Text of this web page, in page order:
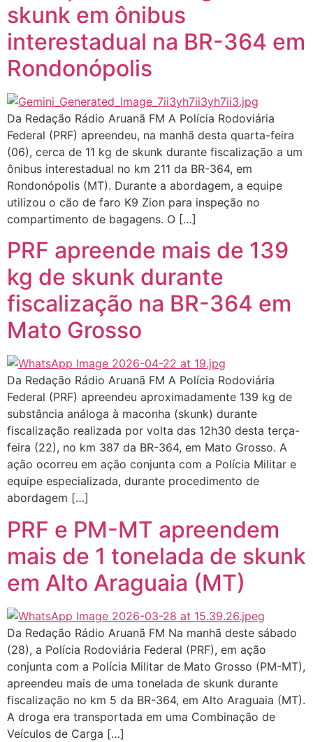
skunk em ônibus
interestadual na BR-364 em
Rondonópolis
Da Redação Rádio Aruanã FM A Polícia Rodoviária
Federal (PRF) apreendeu, na manhã desta quarta-feira
(06), cerca de 11 kg de skunk durante fiscalização a um
ônibus interestadual no km 211 da BR-364, em
Rondonópolis (MT). Durante a abordagem, a equipe
utilizou o cão de faro K9 Zion para inspeção no
compartimento de bagagens. O […]
PRF apreende mais de 139
kg de skunk durante
fiscalização na BR-364 em
Mato Grosso
Da Redação Rádio Aruanã FM A Polícia Rodoviária
Federal (PRF) apreendeu aproximadamente 139 kg de
substância análoga à maconha (skunk) durante
fiscalização realizada por volta das 12h30 desta terça-
feira (22), no km 387 da BR-364, em Mato Grosso. A
ação ocorreu em ação conjunta com a Polícia Militar e
equipe especializada, durante procedimento de
abordagem […]
PRF e PM-MT apreendem
mais de 1 tonelada de skunk
em Alto Araguaia (MT)
Da Redação Rádio Aruanã FM Na manhã deste sábado
(28), a Polícia Rodoviária Federal (PRF), em ação
conjunta com a Polícia Militar de Mato Grosso (PM-MT),
apreendeu mais de uma tonelada de skunk durante
fiscalização no km 5 da BR-364, em Alto Araguaia (MT).
A droga era transportada em uma Combinação de
Veículos de Carga […]